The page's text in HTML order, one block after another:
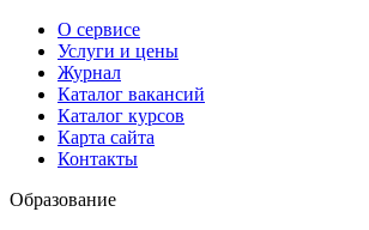
О сервисе
Услуги и цены
Журнал
Каталог вакансий
Каталог курсов
Карта сайта
Контакты
Образование